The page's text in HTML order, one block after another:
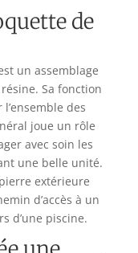
de
un assemblage
résine. Sa fonction
des
joue un rôle
avec soin les
une belle unité.
extérieure
d’accès à un
d’une piscine.